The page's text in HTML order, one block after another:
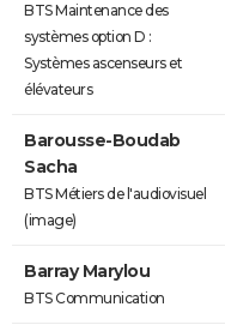
BTS Maintenance des
systèmes option D :
Systèmes ascenseurs et
élévateurs
Barousse-Boudab
Sacha
BTS Métiers de l'audiovisuel
(image)
Barray Marylou
BTS Communication